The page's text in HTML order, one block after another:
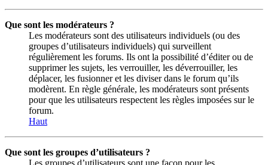
Que sont les modérateurs ?
Les modérateurs sont des utilisateurs individuels (ou des
groupes d’utilisateurs individuels) qui surveillent
régulièrement les forums. Ils ont la possibilité d’éditer ou de
supprimer les sujets, les verrouiller, les déverrouiller, les
déplacer, les fusionner et les diviser dans le forum qu’ils
modèrent. En règle générale, les modérateurs sont présents
pour que les utilisateurs respectent les règles imposées sur le
forum.
Haut
Que sont les groupes d’utilisateurs ?